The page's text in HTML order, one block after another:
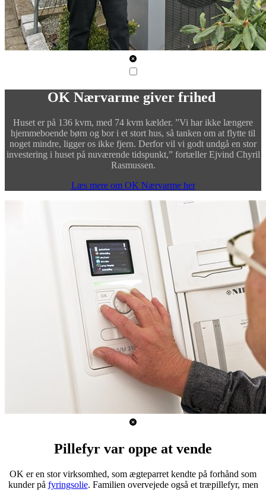
OK Nærvarme giver frihed
Huset er på 136 kvm, med 74 kvm kælder. ”Vi har ikke længere
hjemmeboende børn og bor i et stort hus, så tanken om at flytte til
noget mindre, ligger os ikke fjern. Derfor vil vi godt undgå en stor
investering i huset på nuværende tidspunkt,” fortæller Ejvind Chyril
Rasmussen.
Læs mere om OK Nærvarme her
Pillefyr var oppe at vende
OK er en stor virksomhed, som ægteparret kendte på forhånd som
kunder på fyringsolie. Familien overvejede også et træpillefyr, men